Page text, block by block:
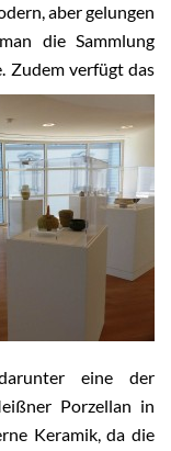
aber gelungen
die Sammlung
Zudem verfügt das
eine der
Porzellan in
Keramik, da die